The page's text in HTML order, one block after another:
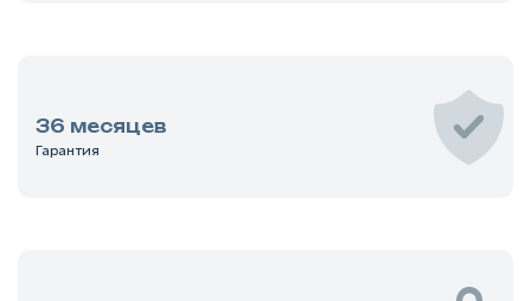
36 месяцев
Гарантия